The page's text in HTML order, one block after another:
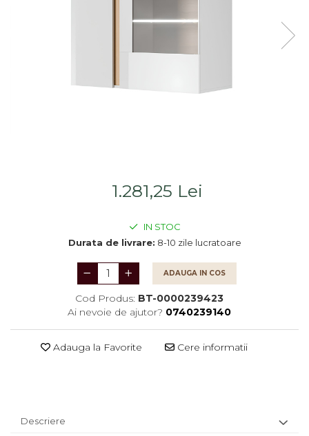
Seturi masa +scaune
1.281,25 Lei
IN STOC
Durata de livrare: 8-10 zile lucratoare
ADAUGA IN COS
Cod Produs: BT-0000239423
Ai nevoie de ajutor? 0740239140
Adauga la Favorite Cere informatii
Descriere